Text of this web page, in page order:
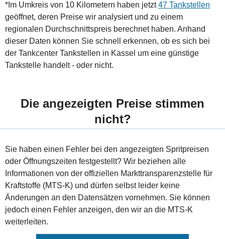
*Im Umkreis von 10 Kilometern haben jetzt47 Tankstellen
geöffnet, deren Preise wir analysiert und zu einem
regionalen Durchschnittspreis berechnet haben. Anhand
dieser Daten können Sie schnell erkennen, ob es sich bei
der Tankcenter Tankstellen in Kassel um eine günstige
Tankstelle handelt - oder nicht.
Die angezeigten Preise stimmen
nicht?
Sie haben einen Fehler bei den angezeigten Spritpreisen
oder Öffnungszeiten festgestellt? Wir beziehen alle
Informationen von der offiziellen Markttransparenzstelle für
Kraftstoffe (MTS-K) und dürfen selbst leider keine
Änderungen an den Datensätzen vornehmen. Sie können
jedoch einen Fehler anzeigen, den wir an die MTS-K
weiterleiten.